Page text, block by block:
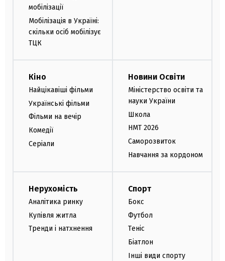
мобілізації
Мобілізація в Україні:
скільки осіб мобілізує
ТЦК
Кіно
Найцікавіші фільми
Українські фільми
Фільми на вечір
Комедії
Серіали
Новини Освіти
Міністерство освіти та
науки України
Школа
НМТ 2026
Саморозвиток
Навчання за кордоном
Нерухомість
Аналітика ринку
Купівля житла
Тренди і натхнення
Спорт
Бокс
Футбол
Теніс
Біатлон
Інші види спорту